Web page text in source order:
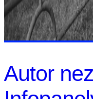
Autor